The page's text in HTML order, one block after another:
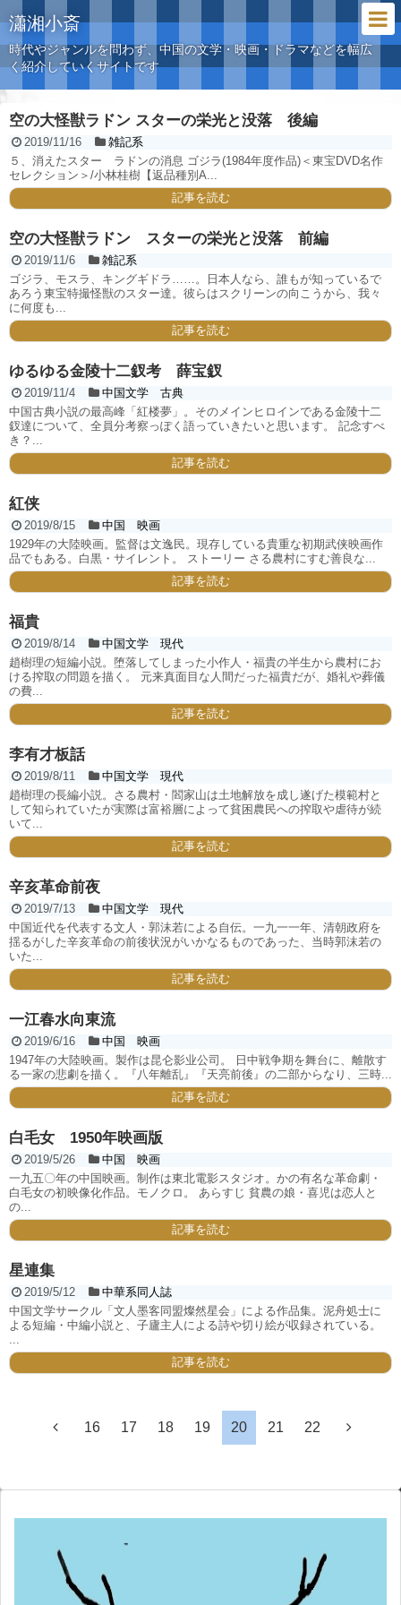
瀟湘小斎
時代やジャンルを問わず、中国の文学・映画・ドラマなどを幅広
く紹介していくサイトです
空の大怪獣ラドン スターの栄光と没落 後編
2019/11/16
雑記系
５、消えたスター ラドンの消息 ゴジラ(1984年度作品)＜東宝DVD名作
セレクション＞/小林桂樹【返品種別A...
記事を読む
空の大怪獣ラドン スターの栄光と没落 前編
2019/11/6
雑記系
ゴジラ、モスラ、キングギドラ……。日本人なら、誰もが知っているで
あろう東宝特撮怪獣のスター達。彼らはスクリーンの向こうから、我々
に何度も...
記事を読む
ゆるゆる金陵十二釵考 薛宝釵
2019/11/4
中国文学 古典
中国古典小説の最高峰「紅楼夢」。そのメインヒロインである金陵十二
釵達について、全員分考察っぽく語っていきたいと思います。 記念すべ
き？...
記事を読む
紅侠
2019/8/15
中国 映画
1929年の大陸映画。監督は文逸民。現存している貴重な初期武侠映画作
品でもある。白黒・サイレント。 ストーリー さる農村にすむ善良な...
記事を読む
福貴
2019/8/14
中国文学 現代
趙樹理の短編小説。堕落してしまった小作人・福貴の半生から農村にお
ける搾取の問題を描く。 元来真面目な人間だった福貴だが、婚礼や葬儀
の費...
記事を読む
李有才板話
2019/8/11
中国文学 現代
趙樹理の長編小説。さる農村・閻家山は土地解放を成し遂げた模範村と
して知られていたが実際は富裕層によって貧困農民への搾取や虐待が続
いて...
記事を読む
辛亥革命前夜
2019/7/13
中国文学 現代
中国近代を代表する文人・郭沫若による自伝。一九一一年、清朝政府を
揺るがした辛亥革命の前後状況がいかなるものであった、当時郭沫若の
いた...
記事を読む
一江春水向東流
2019/6/16
中国 映画
1947年の大陸映画。製作は昆仑影业公司。 日中戦争期を舞台に、離散す
る一家の悲劇を描く。『八年離乱』『天亮前後』の二部からなり、三時...
記事を読む
白毛女 1950年映画版
2019/5/26
中国 映画
一九五〇年の中国映画。制作は東北電影スタジオ。かの有名な革命劇・
白毛女の初映像化作品。モノクロ。 あらすじ 貧農の娘・喜児は恋人と
の...
記事を読む
星連集
2019/5/12
中華系同人誌
中国文学サークル「文人墨客同盟燦然星会」による作品集。泥舟処士に
よる短編・中編小説と、子廬主人による詩や切り絵が収録されている。
...
記事を読む
16 17 18 19 20 21 22